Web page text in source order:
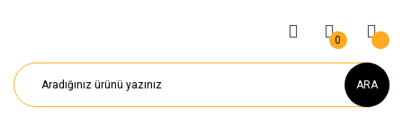
ARA
0